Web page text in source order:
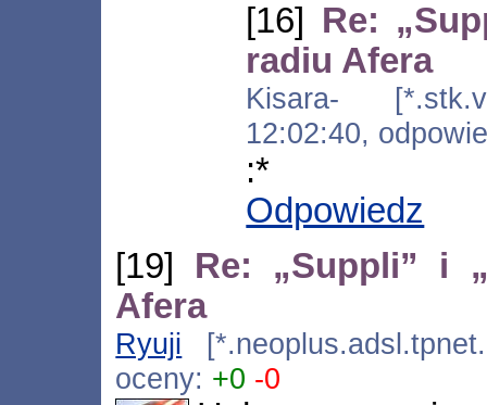
[16] Re:
radiu Afera
Kisara-
12:02:40,
:*
Odpowiedz
[19] Re: „Suppli” i
Afera
Ryuji
oceny: +0 -0